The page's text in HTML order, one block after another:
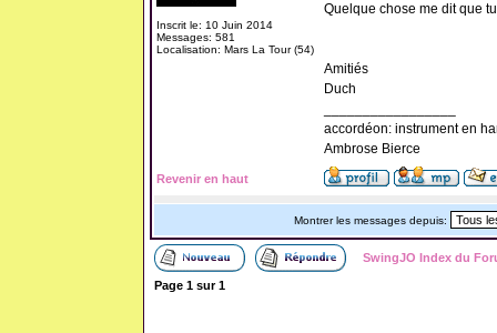
Inscrit le: 10 Juin 2014
Messages: 581
Localisation: Mars La Tour (54)
Quelque chose me dit que
Amitiés
Duch
accordéon: instrument en
Ambrose Bierce
Revenir en haut
Montrer les messages depuis:
SwingJO Index du
Page 1sur1